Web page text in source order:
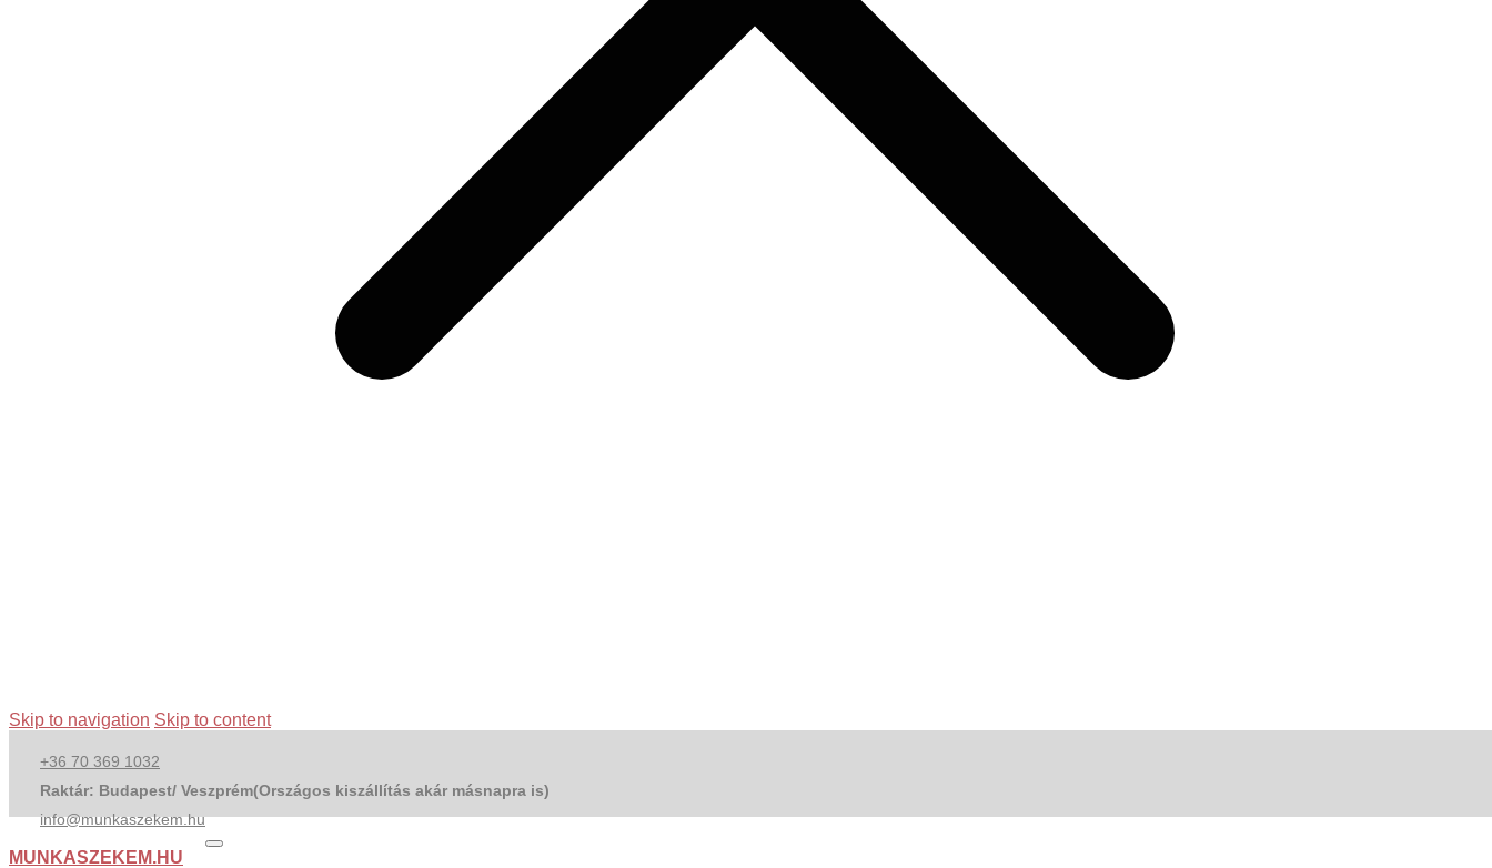
Skip to navigation Skip to content
+36 70 369 1032
Raktár: Budapest/ Veszprém(Országos kiszállítás akár másnapra is)
info@munkaszekem.hu
MUNKASZEKEM.HU